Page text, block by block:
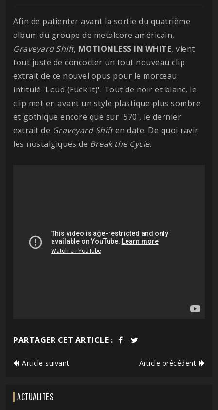
Afin de patienter avant la sortie du quatrième
album du groupe de metalcore américain,
Graveyard Shift, MOTIONLESS IN WHITE, vient
tout juste de concocter un tout nouveau clip
extrait de ce nouvel opus pour le morceau
intitulé 'Loud (Fuck It)'. Tout de noir et blanc, le
clip met en avant un style plastique plus sombre
et gothique encore que sur '570', le dernier
extrait de Graveyard Shiften date. De quoi ravir
les nostalgiques de Break the Cycle.
PARTAGER CET ARTICLE :
Article suivant Article précédent
ACTUALITÉS